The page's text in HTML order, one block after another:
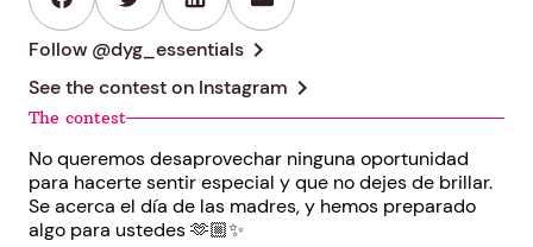
Follow @dyg_essentials chevron_right
See the contest on Instagram chevron_right
The contest
No queremos desaprovechar ninguna oportunidad
para hacerte sentir especial y que no dejes de brillar.
Se acerca el día de las madres, y hemos preparado
algo para ustedes 🫶🏼✨